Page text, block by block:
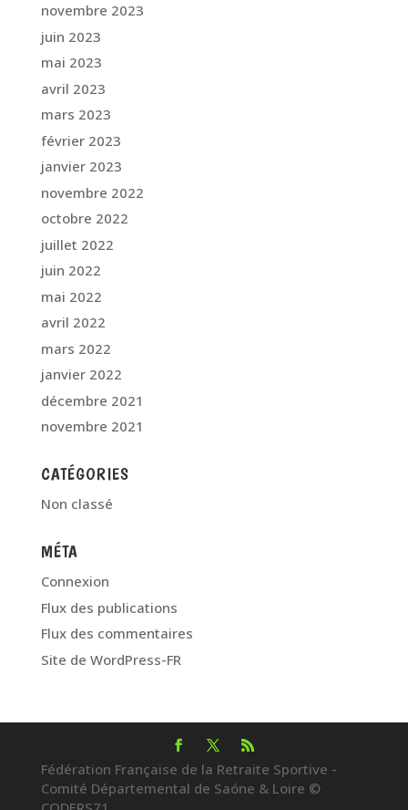
novembre 2023
juin 2023
mai 2023
avril 2023
mars 2023
février 2023
janvier 2023
novembre 2022
octobre 2022
juillet 2022
juin 2022
mai 2022
avril 2022
mars 2022
janvier 2022
décembre 2021
novembre 2021
CATÉGORIES
Non classé
MÉTA
Connexion
Flux des publications
Flux des commentaires
Site de WordPress-FR
Fédération Française de la Retraite Sportive -
Comité Départemental de Saóne & Loire ©